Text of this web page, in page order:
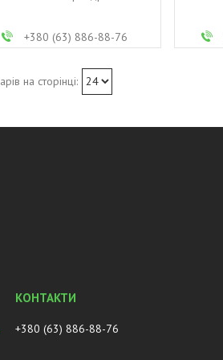
+380 (63) 886-88-76
+380 (63) 886-88-76